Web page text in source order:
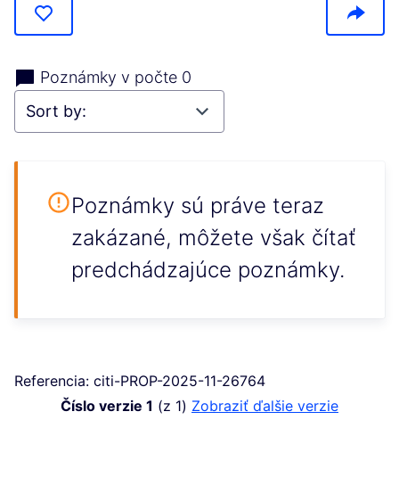
Poznámky v počte 0
Poznámky sú práve teraz
zakázané, môžete však čítať
predchádzajúce poznámky.
Referencia: citi-PROP-2025-11-26764
Číslo verzie 1 (z 1) zobraziť ďalšie verzie